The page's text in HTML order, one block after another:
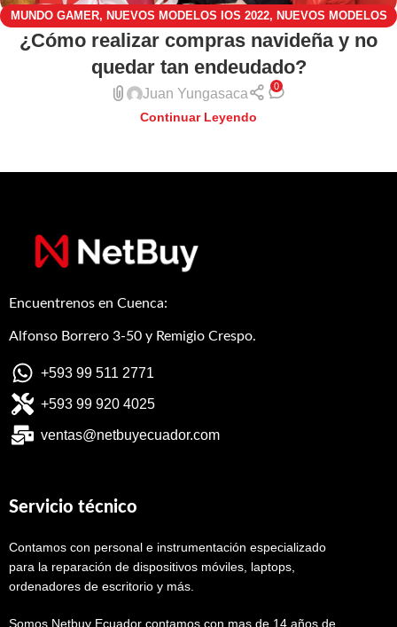
MUNDO GAMER, NUEVOS MODELOS IOS 2022, NUEVOS MODELOS
XIAOMI 2022,TENDENCIAS TECNOLÓGICAS
¿Cómo realizar compras navideña y no
quedar tan endeudado?
Juan Yungasaca
0
Continuar Leyendo
Encuentrenos en Cuenca:
Alfonso Borrero 3-50 y Remigio Crespo.
+593 99 511 2771
+593 99 920 4025
ventas@netbuyecuador.com
Servicio técnico
Contamos con personal e instrumentación especializado
para la reparación de dispositivos móviles, laptops,
ordenadores de escritorio y más.
Somos Netbuy Ecuador contamos con mas de 14 años de